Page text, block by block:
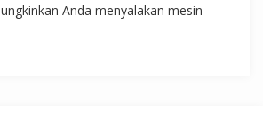
Anda menyalakan mesin